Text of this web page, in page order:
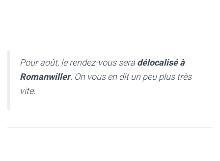
Pour août, le rendez-vous sera délocalisé à
Romanwiller. On vous en dit un peu plus très
vite.